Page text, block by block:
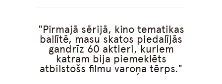
Pirmajā sērijā, kino tematikas
ballītē, masu skatos piedalījās
gandrīz 60 aktieri, kuriem
katram bija piemeklēts
atbilstošs filmu varoņa tērps.